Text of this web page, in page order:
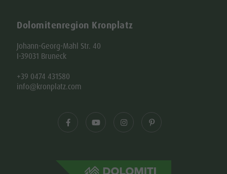
Dolomitenregion Kronplatz
Johann-Georg-Mahl Str. 40
I-39031 Bruneck
+39 0474 431580
info@kronplatz.com